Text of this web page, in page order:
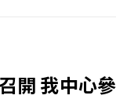
開 我中心